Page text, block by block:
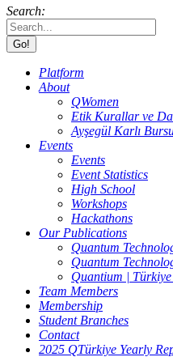
Search:
Platform
About
QWomen
Etik Kurallar ve
Ayşegül Karlı
Events
Events
Event Statistics
High School
Workshops
Hackathons
Our Publications
Quantum
Quantum
Quantium |
Team Members
Membership
Student Branches
Contact
2025 QTürkiye Yearly